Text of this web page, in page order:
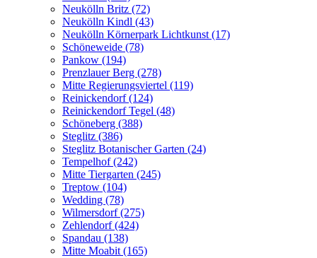
Neukölln Britz (72)
Neukölln Kindl (43)
Neukölln Körnerpark Lichtkunst (17)
Schöneweide (78)
Pankow (194)
Prenzlauer Berg (278)
Mitte Regierungsviertel (119)
Reinickendorf (124)
Reinickendorf Tegel (48)
Schöneberg (388)
Steglitz (386)
Steglitz Botanischer Garten (24)
Tempelhof (242)
Mitte Tiergarten (245)
Treptow (104)
Wedding (78)
Wilmersdorf (275)
Zehlendorf (424)
Spandau (138)
Mitte Moabit (165)